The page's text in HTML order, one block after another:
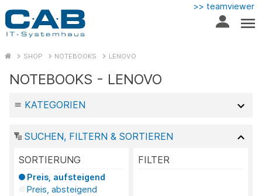
>> teamviewer
SHOP NOTEBOOKS LENOVO
NOTEBOOKS - LENOVO
KATEGORIEN
SUCHEN, FILTERN & SORTIEREN
SORTIERUNG
Preis, aufsteigend
Preis, absteigend
FILTER